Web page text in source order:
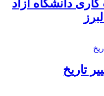
دانشگاه آزاد
تاریخ